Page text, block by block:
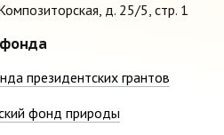
д. 25/5, стр. 1
президентских грантов
фонд природы